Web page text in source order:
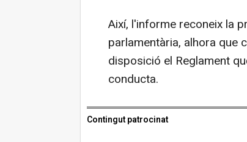
Així, l'informe reconeix la
parlamentària, alhora que
disposició el Reglament
conducta.
Contingut patrocinat